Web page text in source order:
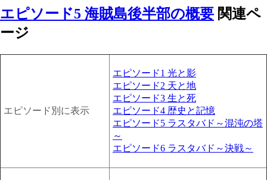
エピソード5 海賊島後半部の概要 関連ペ
ージ
エピソード別に表示
エピソード1 光と影
エピソード2 天と地
エピソード3 生と死
エピソード4 歴史と記憶
エピソード5 ラスタバド～混沌の塔
～
エピソード6 ラスタバド～決戦～